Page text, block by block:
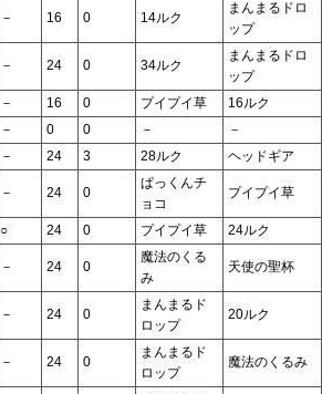
－ 16 0 14ルク
まんまるドロ
ップ
－ 24 0 34ルク
まんまるドロ
ップ
－ 16 0 プイプイ草
16ルク
－ 0 0 －
－
－ 24 3 28ルク ヘッドギア
－ 24 0
ぱっくんチ
ョコ
プイプイ草
○ 24 0 プイプイ草 24ルク
－ 24 0
魔法のくる
み
天使の聖杯
－ 24 0
まんまるド
ロップ
20ルク
－ 24 0
まんまるド
ロップ
魔法のくるみ